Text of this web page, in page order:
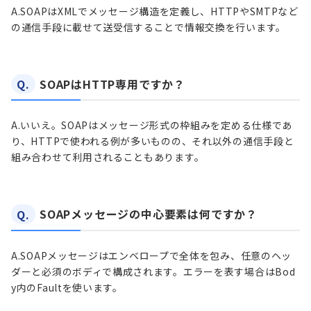
A.SOAPはXMLでメッセージ構造を定義し、HTTPやSMTPなど
の通信手段に載せて送受信することで情報交換を行います。
Q. SOAPはHTTP専用ですか？
A.いいえ。SOAPはメッセージ形式の枠組みを定める仕様であ
り、HTTPで使われる例が多いものの、それ以外の通信手段と
組み合わせて利用されることもあります。
Q. SOAPメッセージの中心要素は何ですか？
A.SOAPメッセージはエンベロープで全体を包み、任意のヘッ
ダーと必須のボディで構成されます。エラーを表す場合はBod
y内のFaultを使います。